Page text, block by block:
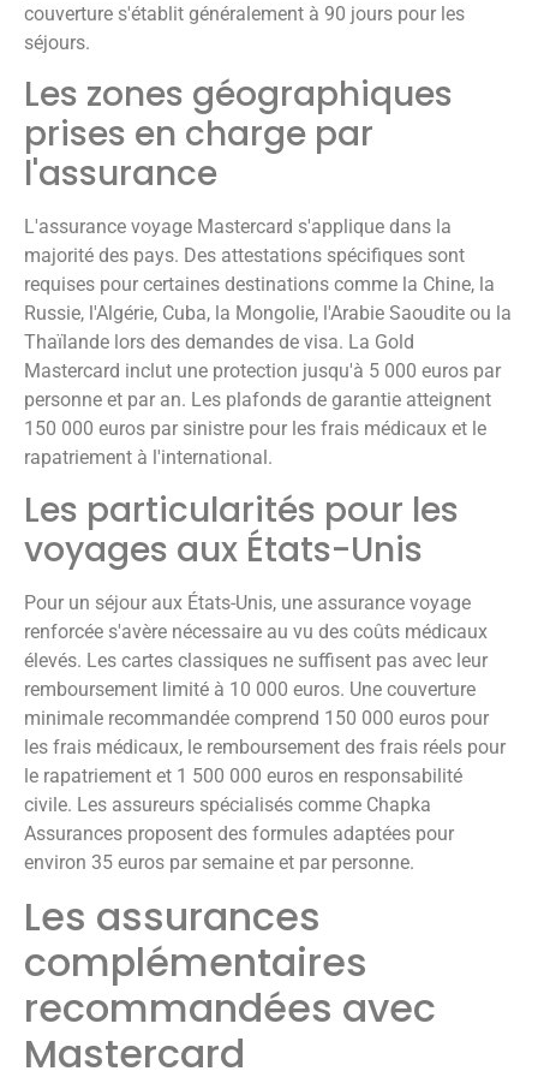
couverture s'établit généralement à 90 jours pour les
séjours.
Les zones géographiques
prises en charge par
l'assurance
L'assurance voyage Mastercard s'applique dans la
majorité des pays. Des attestations spécifiques sont
requises pour certaines destinations comme la Chine, la
Russie, l'Algérie, Cuba, la Mongolie, l'Arabie Saoudite ou la
Thaïlande lors des demandes de visa. La Gold
Mastercard inclut une protection jusqu'à 5 000 euros par
personne et par an. Les plafonds de garantie atteignent
150 000 euros par sinistre pour les frais médicaux et le
rapatriement à l'international.
Les particularités pour les
voyages aux États-Unis
Pour un séjour aux États-Unis, une assurance voyage
renforcée s'avère nécessaire au vu des coûts médicaux
élevés. Les cartes classiques ne suffisent pas avec leur
remboursement limité à 10 000 euros. Une couverture
minimale recommandée comprend 150 000 euros pour
les frais médicaux, le remboursement des frais réels pour
le rapatriement et 1 500 000 euros en responsabilité
civile. Les assureurs spécialisés comme Chapka
Assurances proposent des formules adaptées pour
environ 35 euros par semaine et par personne.
Les assurances
complémentaires
recommandées avec
Mastercard